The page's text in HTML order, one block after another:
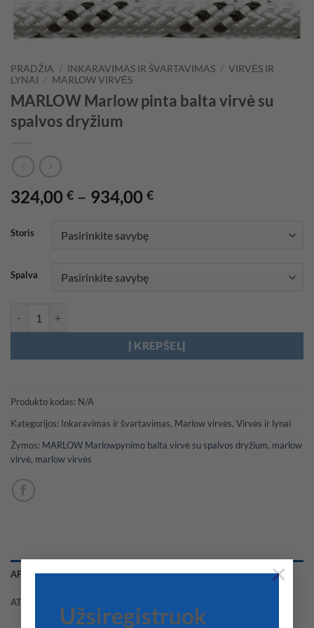
Užsiregistruok
×
PRADŽIA / INKARAVIMAS IR ŠVARTAVIMAS / VIRVĖS IR
LYNAI / MARLOW VIRVĖS
MARLOW Marlow pinta balta virvė su
spalvos dryžium
324,00 € – 934,00 €Price
Storis
Spalva
Į KREPŠELĮ
Produkto kodas: N/A
Kategorijos: Inkaravimas ir švartavimas, Marlow virvės, Virvės ir lynai
Žymos: MARLOW Marlowpynimo balta virvė su spalvos dryžium, marlow
virvė, marlow virvės
APRAŠYMAS
ATSILIEPIMAI (0)